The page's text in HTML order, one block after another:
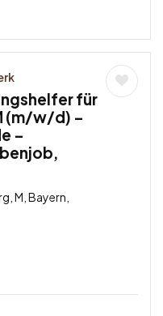
für
(m/w/d) –
–
M, Bayern,